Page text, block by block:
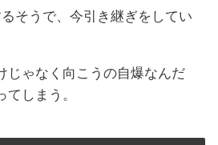
そうで、今引き継ぎをしてい
じゃなく向こうの自爆なんだ
しまう。